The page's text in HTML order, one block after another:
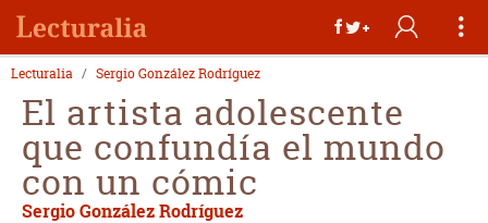
Lecturalia Sergio González Rodríguez
El artista adolescente
que confundía el mundo
con un cómic
Sergio González Rodríguez